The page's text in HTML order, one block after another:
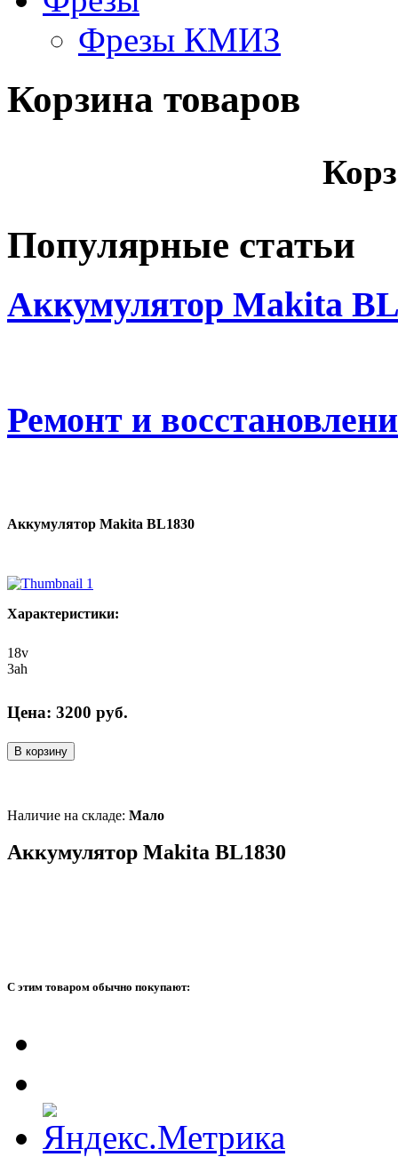
Фрезы КМИЗ
Корзина товаров
Популярные статьи
Аккумулятор Makita
Ремонт и
Аккумулятор Makita BL1830
Характеристики:
18v
3ah
Цена: 3200 руб.
В корзину
Наличие на складе: Мало
Аккумулятор Makita BL1830
С этим товаром обычно покупают: